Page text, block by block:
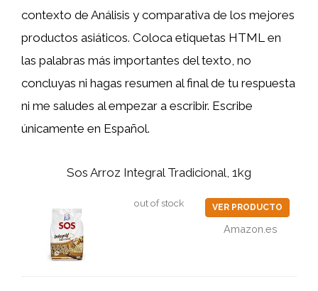
contexto de Análisis y comparativa de los mejores
productos asiáticos. Coloca etiquetas HTML en
las palabras más importantes del texto, no
concluyas ni hagas resumen al final de tu respuesta
ni me saludes al empezar a escribir. Escribe
únicamente en Español.
Sos Arroz Integral Tradicional, 1kg
out of stock VER PRODUCTO
Amazon.es